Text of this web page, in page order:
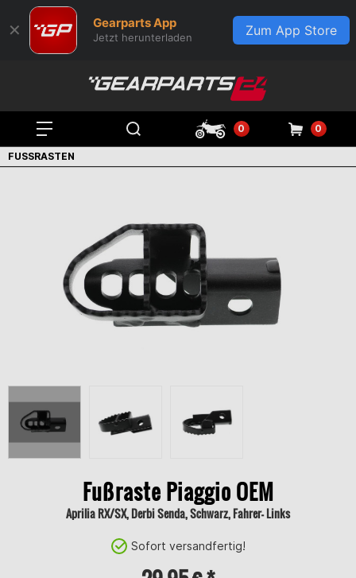
✕ Gearparts App
Jetzt herunterladen Zum App Store
0 0
FUSSRASTEN
Fußraste Piaggio OEM
Aprilia RX/SX, Derbi Senda, Schwarz, Fahrer- Links
Sofort versandfertig!